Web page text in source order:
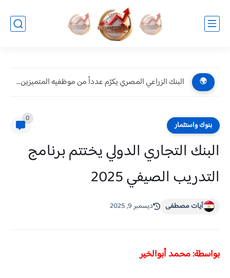
🌍 أوكسجين".. بالألم والأمل أول عمل درامي يقتحم عالم الحروق ويكشف...
بنوك واستثمار
0
البنك التجاري الدولي يختتم برنامج
التدريب الصيفي 2025
آيات مصطفى ديسمبر 9, 2025
بواسطة: محمد أبوالخير